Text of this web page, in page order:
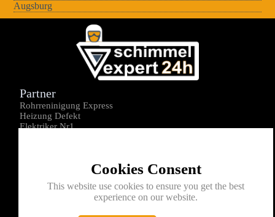
Augsburg
Cookies Consent
This website use cookies to ensure you get the best
experience on our website.
Partner
Rohrreninigung Express
Heizung Defekt
Elektriker Nr1
Kontakt